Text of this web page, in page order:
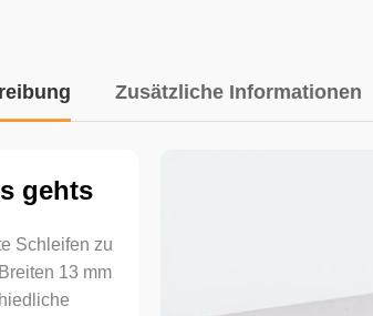
Zusätzliche Informationen
gehts
Schleifen zu
13 mm